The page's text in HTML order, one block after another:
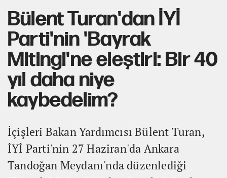
Bülent Turan'dan İYİ
Parti'nin 'Bayrak
Mitingi'ne eleştiri: Bir 40
yıl daha niye
kaybedelim?
İçişleri Bakan Yardımcısı Bülent Turan,
İYİ Parti'nin 27 Haziran'da Ankara
Tandoğan Meydanı'nda düzenlediği